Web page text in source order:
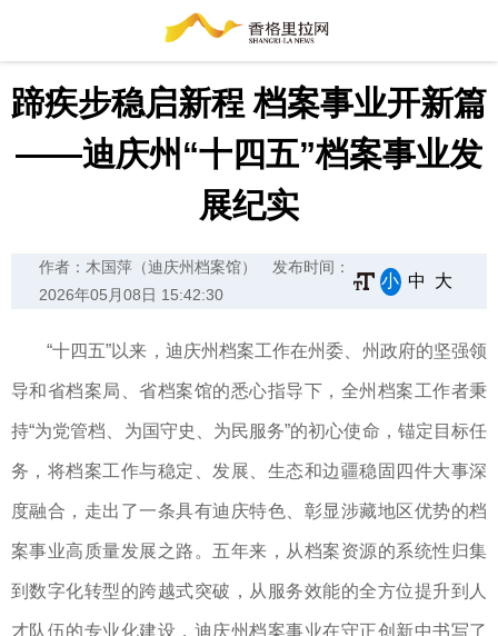
蹄疾步稳启新程 档案事业开新篇
——迪庆州“十四五”档案事业发
展纪实
作者：木国萍​（迪庆州档案馆）
发布时间：
2026年05月08日 15:42:30
小 中 大
“十四五”以来，迪庆州档案工作在州委、州政府的坚强领
导和省档案局、省档案馆的悉心指导下，全州档案工作者秉
持“为党管档、为国守史、为民服务”的初心使命，锚定目标任
务，将档案工作与稳定、发展、生态和边疆稳固四件大事深
度融合，走出了一条具有迪庆特色、彰显涉藏地区优势的档
案事业高质量发展之路。五年来，从档案资源的系统性归集
到数字化转型的跨越式突破，从服务效能的全方位提升到人
才队伍的专业化建设，迪庆州档案事业在守正创新中书写了